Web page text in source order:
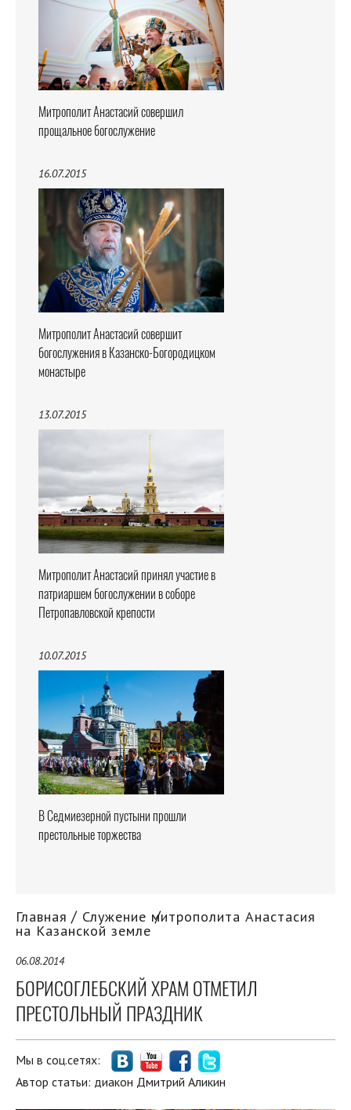
Митрополит Анастасий совершил
прощальное богослужение
16.07.2015
Митрополит Анастасий совершит
богослужения в Казанско-Богородицком
монастыре
13.07.2015
Митрополит Анастасий принял участие в
патриаршем богослужении в соборе
Петропавловской крепости
10.07.2015
В Седмиезерной пустыни прошли
престольные торжества
Главная Служение митрополита Анастасия
на Казанской земле
06.08.2014
БОРИСОГЛЕБСКИЙ ХРАМ ОТМЕТИЛ
ПРЕСТОЛЬНЫЙ ПРАЗДНИК
Мы в соц.сетях:
Автор статьи: диакон Дмитрий Аликин